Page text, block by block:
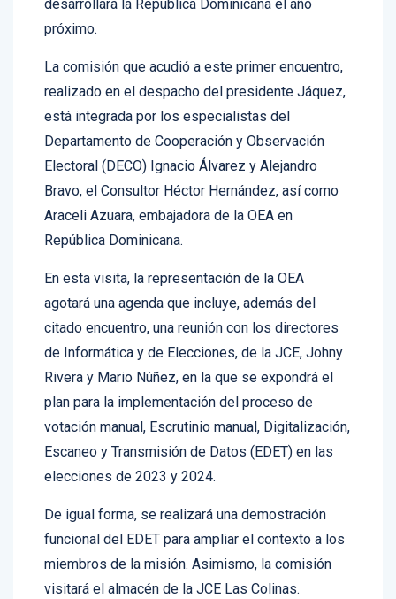
próximo.
realizado en el despacho del presidente Jáquez,
está integrada por los especialistas del
Departamento de Cooperación y Observación
Electoral (DECO) Ignacio Álvarez y Alejandro
Bravo, el Consultor Héctor Hernández, así como
Araceli Azuara, embajadora de la OEA en
República Dominicana.
agotará una agenda que incluye, además del
citado encuentro, una reunión con los directores
de Informática y de Elecciones, de la JCE, Johny
Rivera y Mario Núñez, en la que se expondrá el
plan para la implementación del proceso de
votación manual, Escrutinio manual, Digitalización,
Escaneo y Transmisión de Datos (EDET) en las
elecciones de 2023 y 2024.
funcional del EDET para ampliar el contexto a los
miembros de la misión. Asimismo, la comisión
visitará el almacén de la JCE Las Colinas.